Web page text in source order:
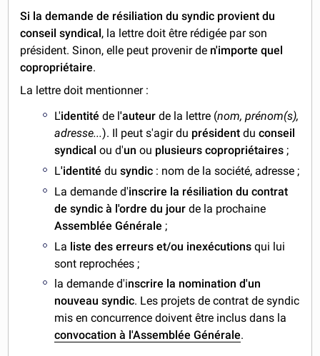
Si la demande de résiliation du syndic provient du
conseil syndical, la lettre doit être rédigée par son
président. Sinon, elle peut provenir de n'importe quel
copropriétaire.
La lettre doit mentionner :
L'identitéde l'auteur de la lettre (nom, prénom(s),
adresse...). Il peut s'agir du présidentdu conseil
syndical ou d'un ou plusieurs copropriétaires ;
L'identitédu syndic : nom de la société, adresse ;
La demande d'inscrire la résiliation du contrat
de syndic à l'ordre du jourde la prochaine
Assemblée Générale ;
La liste des erreurs et/ou inexécutions qui lui
sont reprochées ;
la demande d'inscrire la nomination d'un
nouveau syndic. Les projets de contrat de syndic
mis en concurrence doivent être inclus dans la
convocation à l'Assemblée Générale.